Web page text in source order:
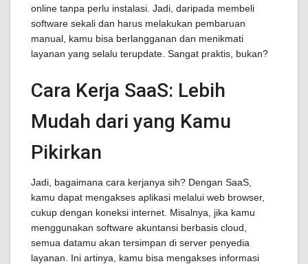
online tanpa perlu instalasi. Jadi, daripada membeli
software sekali dan harus melakukan pembaruan
manual, kamu bisa berlangganan dan menikmati
layanan yang selalu terupdate. Sangat praktis, bukan?
Cara Kerja SaaS: Lebih
Mudah dari yang Kamu
Pikirkan
Jadi, bagaimana cara kerjanya sih? Dengan SaaS,
kamu dapat mengakses aplikasi melalui web browser,
cukup dengan koneksi internet. Misalnya, jika kamu
menggunakan software akuntansi berbasis cloud,
semua datamu akan tersimpan di server penyedia
layanan. Ini artinya, kamu bisa mengakses informasi